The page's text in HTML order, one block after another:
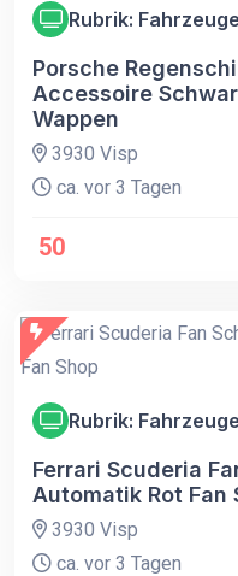
Rubrik: Fahrzeuge
Porsche
Accessoire
Wappen
3930 Visp
ca. vor 3 Tagen
50
Rubrik: Fahrzeuge
Ferrari Scuderia
Automatik Rot Fan
3930 Visp
ca. vor 3 Tagen